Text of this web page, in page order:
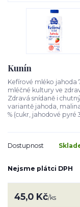
Kunín
Kefírové mléko jahoda
mléčné kultury ve
Zdravá snídaně i
variantě jahoda,
% (cukr, jahodové pyré
Dostupnost
Nejsme plátci DPH
45,0 Kč/ks